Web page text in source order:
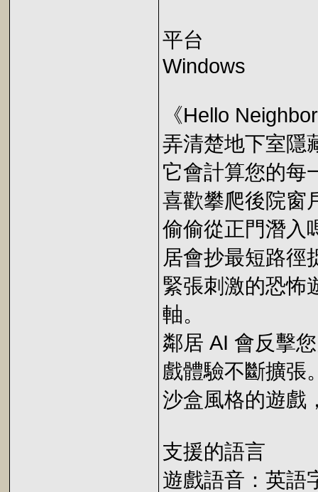
平台
Windows
《Hello
弄清楚地下室隱
它會計算您的每
喜歡攀爬後院窗
偷偷從正門潛入
居會抄最短路徑
緊張刺激的恐怖
軸。
鄰居 AI 會反擊
戲體驗不斷擴張
沙盒風格的遊戲
支援的語言
遊戲語音：英語